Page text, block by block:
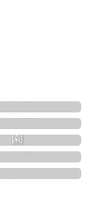
買う
自然
動物園
体験